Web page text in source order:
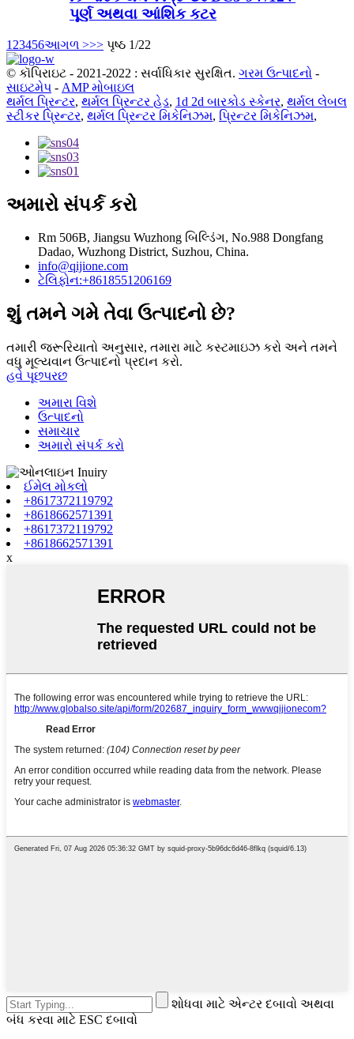
પૂર્ણ અથવા આંશિક કટર
1 23456આગળ >>> પૃષ્ઠ 1/22
© કૉપિરાઇટ - 2021-2022 : સર્વાધિકાર સુરક્ષિત. ગરમ ઉત્પાદનો -
સાઇટમેપ - AMP મોબાઇલ
થર્મલ પ્રિન્ટર, થર્મલ પ્રિન્ટર હેડ, 1d 2d બારકોડ સ્કેનર, થર્મલ લેબલ
સ્ટીકર પ્રિન્ટર, થર્મલ પ્રિન્ટર મિકેનિઝમ, પ્રિન્ટર મિકેનિઝમ,
અમારો સંપર્ક કરો
Rm 506B, Jiangsu Wuzhong બિલ્ડિંગ, No.988 Dongfang
Dadao, Wuzhong District, Suzhou, China.
info@qijione.com
ટેલિફોન:+8618551206169
શું તમને ગમે તેવા ઉત્પાદનો છે?
તમારી જરૂરિયાતો અનુસાર, તમારા માટે કસ્ટમાઇઝ કરો અને તમને
વધુ મૂલ્યવાન ઉત્પાદનો પ્રદાન કરો.
હવે પૂછપરછ
અમારા વિશે
ઉત્પાદનો
સમાચાર
અમારો સંપર્ક કરો
ઈમેલ મોકલો
+8617372119792
+8618662571391
+8617372119792
+8618662571391
x
શોધવા માટે એન્ટર દબાવો અથવા
બંધ કરવા માટે ESC દબાવો